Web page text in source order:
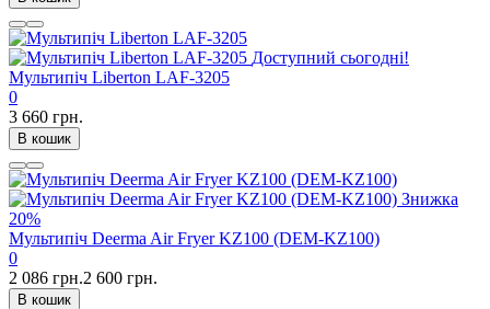
Доступний сьогодні!
Мультипіч Liberton LAF-3205
0
3 660 грн.
В кошик
Знижка
20%
Мультипіч Deerma Air Fryer KZ100 (DEM-KZ100)
0
2 086 грн.2 600 грн.
В кошик